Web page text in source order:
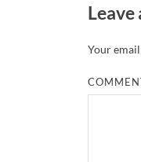
Leave
Your